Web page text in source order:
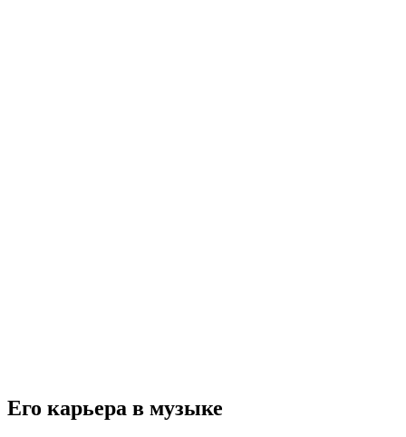
Его карьера в музыке